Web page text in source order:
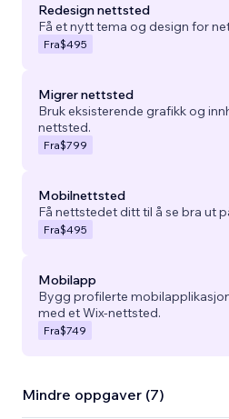
Redesign nettsted
Få et nytt tema og design for
Fra$495
Migrer nettsted
Bruk eksisterende grafikk og
nettsted.
Fra$799
Mobilnettsted
Få nettstedet ditt til å se bra ut
Fra$495
Mobilapp
Bygg profilerte
med et Wix-nettsted.
Fra$749
Mindre oppgaver (7)